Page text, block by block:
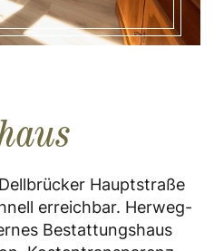
Hauptstraße
erreichbar. Herweg-
Bestattungshaus